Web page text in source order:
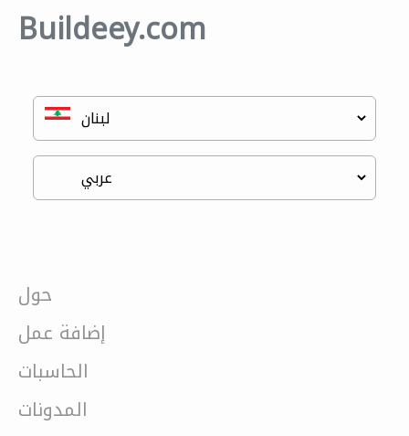
Buildeey.com
حول
إضافة عمل
الحاسبات
المدونات